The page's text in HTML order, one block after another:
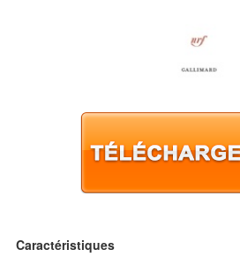
Caractéristiques